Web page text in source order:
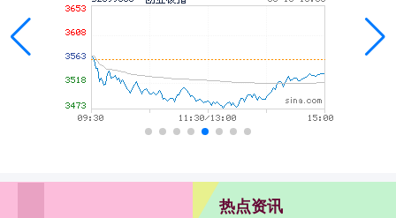
热点资讯